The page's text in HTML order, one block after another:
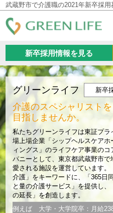
武蔵野市で介護職の2021年新卒採
新卒採用情報を見る
グリーンライフ 新卒
介護のスペシャリストを
目指しませんか。
私たちグリーンライフは東証プラ
場上場企業「シップヘルスケアホ
ィングス」のライフケア事業のコ
パニーとして、東京都武蔵野市で
愛される施設を運営しています。
介護」をキーワードに、「365日
と量の介護サービス」を提供し、
の延長」を創造します。
例えば 大学・大学院卒：月給